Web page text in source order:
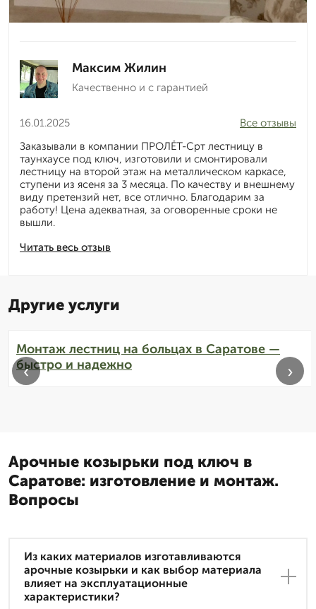
Максим Жилин
Качественно и с гарантией
16.01.2025
Читать весь отзыв
Все отзывы
Заказывали в компании ПРОЛЁТ-Срт лестницу в
таунхаусе под ключ, изготовили и смонтировали
лестницу на второй этаж на металлическом каркасе,
ступени из ясеня за 3 месяца. По качеству и внешнему
виду претензий нет, все отлично. Благодарим за
работу! Цена адекватная, за оговоренные сроки не
вышли.
Другие услуги
Монтаж лестниц на больцах в Саратове —
быстро и надежно
‹ ›
Арочные козырьки под ключ в
Саратове: изготовление и монтаж.
Вопросы
Из каких материалов изготавливаются
арочные козырьки и как выбор материала
влияет на эксплуатационные
характеристики?